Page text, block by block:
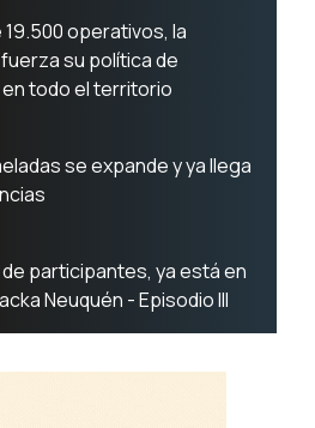
19.500 operativos, la
su política de
todo el territorio
se expande y ya llega
participantes, ya está en
Neuquén - Episodio III